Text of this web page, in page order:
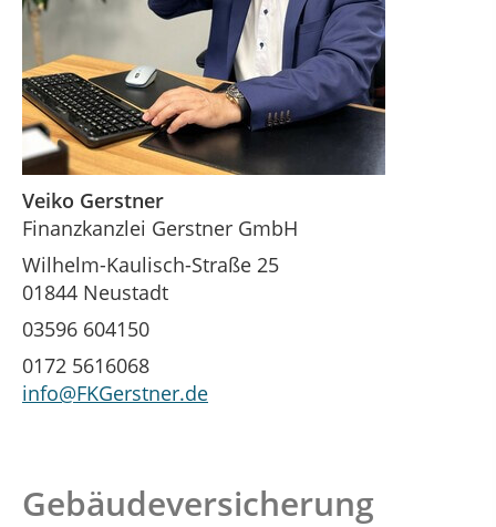
Veiko Gerstner
Finanzkanzlei Gerstner GmbH
Wilhelm-Kaulisch-Straße 25
01844 Neustadt
03596 604150
0172 5616068
info@FKGerstner.de
Gebäudeversicherung